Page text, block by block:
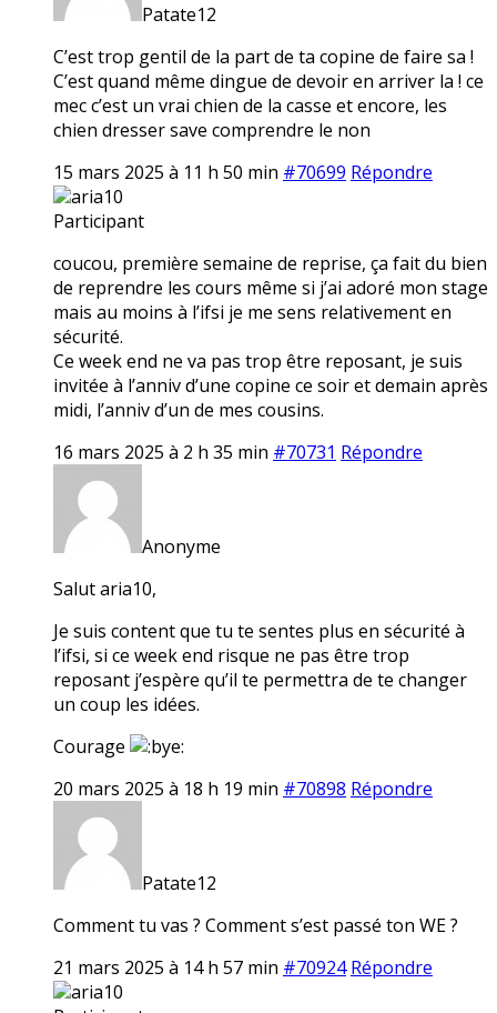
Patate12
C’est trop gentil de la part de ta copine de faire sa !
C’est quand même dingue de devoir en arriver la ! ce
mec c’est un vrai chien de la casse et encore, les
chien dresser save comprendre le non
15 mars 2025 à 11 h 50 min #70699 Répondre
aria10
Participant
coucou, première semaine de reprise, ça fait du bien
de reprendre les cours même si j’ai adoré mon stage
mais au moins à l’ifsi je me sens relativement en
sécurité.
Ce week end ne va pas trop être reposant, je suis
invitée à l’anniv d’une copine ce soir et demain après
midi, l’anniv d’un de mes cousins.
16 mars 2025 à 2 h 35 min #70731 Répondre
Anonyme
Salut aria10,
Je suis content que tu te sentes plus en sécurité à
l’ifsi, si ce week end risque ne pas être trop
reposant j’espère qu’il te permettra de te changer
un coup les idées.
Courage
20 mars 2025 à 18 h 19 min #70898 Répondre
Patate12
Comment tu vas ? Comment s’est passé ton WE ?
21 mars 2025 à 14 h 57 min #70924 Répondre
aria10